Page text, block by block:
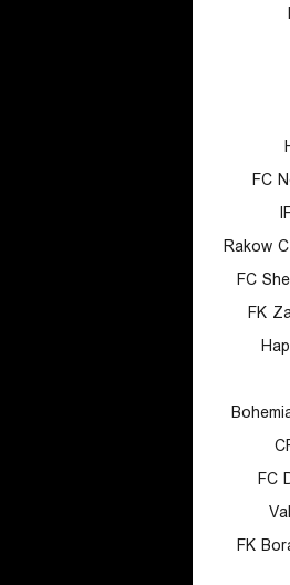
FC
Rakow
FC
FK
FC
FK